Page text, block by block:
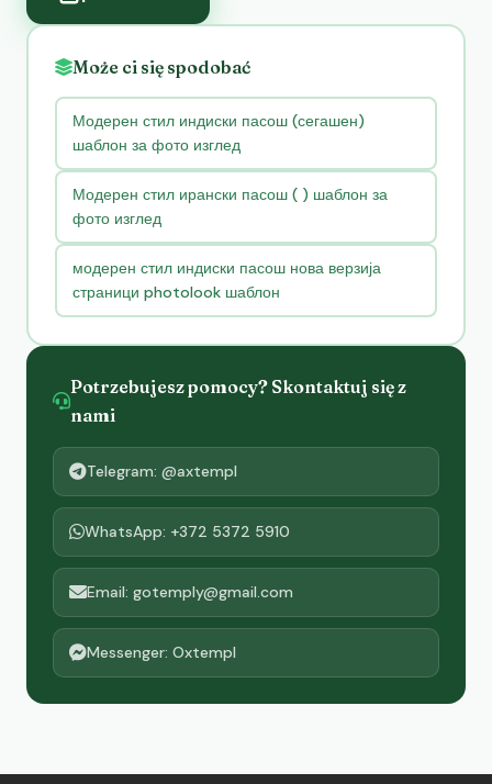
Może ci się spodobać
Модерен стил индиски пасош (сегашен)
шаблон за фото изглед
Модерен стил ирански пасош ( ) шаблон за
фото изглед
модерен стил индиски пасош нова верзија
страници photolook шаблон
Potrzebujesz pomocy? Skontaktuj się z
nami
Telegram: @axtempl
WhatsApp: +372 5372 5910
Email: gotemply@gmail.com
Messenger: Oxtempl